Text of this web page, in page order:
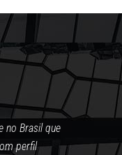
no Brasil que
perfil